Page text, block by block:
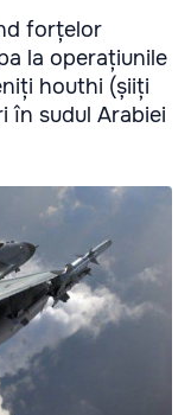
forțelor
la operațiunile
houthi (șiiți
în sudul Arabiei